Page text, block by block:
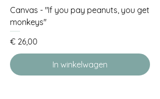
Canvas - "If you pay peanuts, you get
monkeys"
Prijs
€ 26,00
In winkelwagen